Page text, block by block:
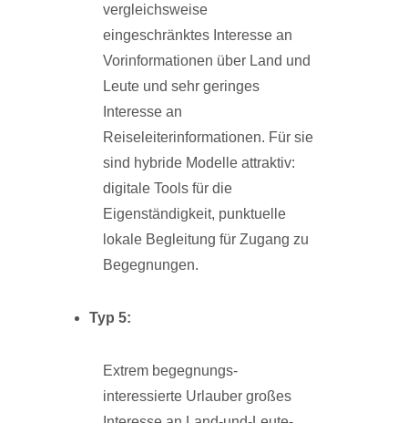
vergleichsweise
eingeschränktes Interesse an
Vorinformationen über Land und
Leute und sehr geringes
Interesse an
Reiseleiterinformationen. Für sie
sind hybride Modelle attraktiv:
digitale Tools für die
Eigenständigkeit, punktuelle
lokale Begleitung für Zugang zu
Begegnungen.
Typ 5:
Extrem begegnungs-
interessierte Urlauber großes